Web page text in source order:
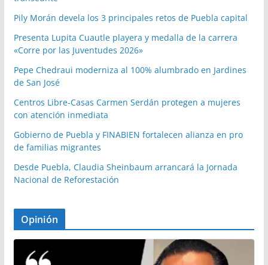
Pily Morán devela los 3 principales retos de Puebla capital
Presenta Lupita Cuautle playera y medalla de la carrera
«Corre por las Juventudes 2026»
Pepe Chedraui moderniza al 100% alumbrado en Jardines
de San José
Centros Libre-Casas Carmen Serdán protegen a mujeres
con atención inmediata
Gobierno de Puebla y FINABIEN fortalecen alianza en pro
de familias migrantes
Desde Puebla, Claudia Sheinbaum arrancará la Jornada
Nacional de Reforestación
Opinión